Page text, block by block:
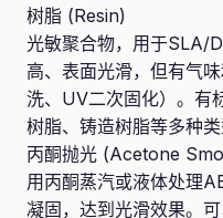
树脂 (Resin)
光敏聚合物，用于SLA/
高、表面光滑，但有气
洗、UV二次固化）。有
树脂、铸造树脂等多种类
丙酮抛光 (Acetone
用丙酮蒸汽或液体处理
凝固，达到光滑效果。